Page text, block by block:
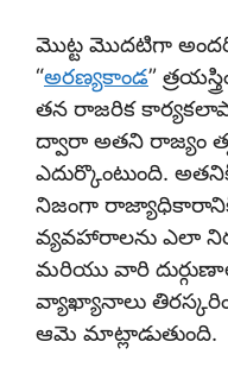
మొట్ట మొదటిగా
“అరణ్యకాండ”
తన రాజరిక
ద్వారా అతని రాజ్యం
ఎదుర్కొంటుంది.
నిజంగా
వ్యవహారాలను ఎలా
మరియు వారి
వ్యాఖ్యానాలు
ఆమె మాట్లాడుతుంది.